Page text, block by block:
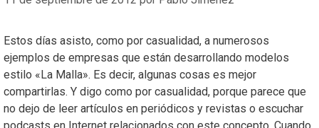
Estos días asisto, como por casualidad, a numerosos
ejemplos de empresas que están desarrollando modelos
estilo «La Malla». Es decir, algunas cosas es mejor
compartirlas. Y digo como por casualidad, porque parece que
no dejo de leer artículos en periódicos y revistas o escuchar